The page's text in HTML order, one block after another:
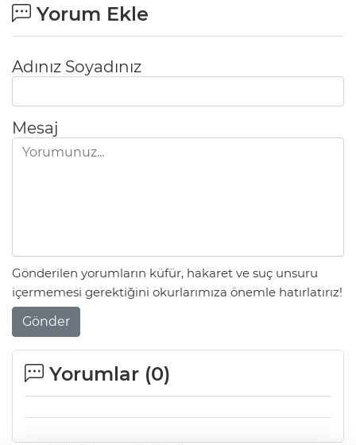
Yorum Ekle
Adınız Soyadınız
Mesaj
Gönderilen yorumların küfür, hakaret ve suç unsuru
içermemesi gerektiğini okurlarımıza önemle hatırlatırız!
Gönder
Yorumlar (0)